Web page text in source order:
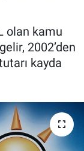
olan kamu
2002’den
kayda